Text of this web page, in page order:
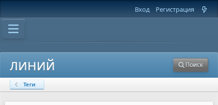
Вход Регистрация
линий Поиск
Теги